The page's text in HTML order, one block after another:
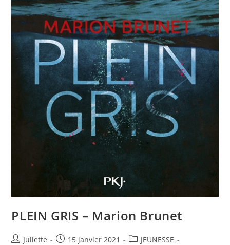
PLEIN GRIS – Marion Brunet
Juliette 15 janvier 2021
JEUNESSE